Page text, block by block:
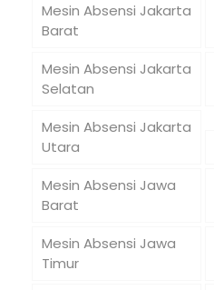
Mesin Absensi Jakarta
Barat
Mesin Absensi Jakarta
Selatan
Mesin Absensi Jakarta
Utara
Mesin Absensi Jawa
Barat
Mesin Absensi Jawa
Timur